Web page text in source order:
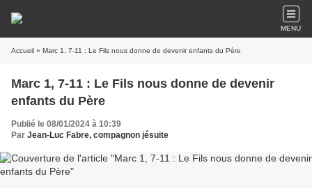
MENU
Accueil » Marc 1, 7-11 : Le Fils nous donne de devenir enfants du Père
Marc 1, 7-11 : Le Fils nous donne de devenir
enfants du Père
Publié le 08/01/2024 à 10:39
Par Jean-Luc Fabre, compagnon jésuite